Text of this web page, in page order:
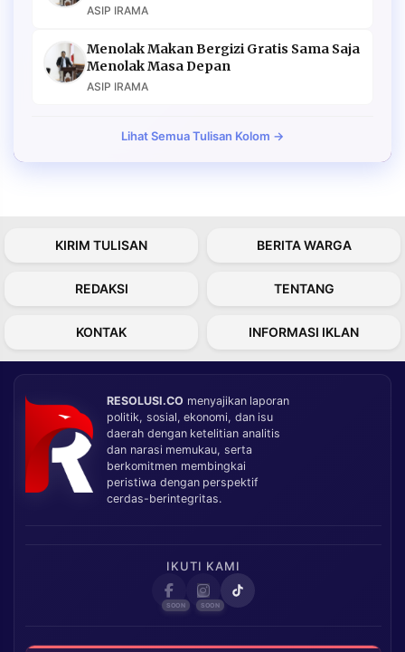
ASIP IRAMA
Menolak Makan Bergizi Gratis Sama Saja
Menolak Masa Depan
ASIP IRAMA
Lihat Semua Tulisan Kolom →
KIRIM TULISAN BERITA WARGA
REDAKSI TENTANG
KONTAK INFORMASI IKLAN
RESOLUSI.CO menyajikan laporan
politik, sosial, ekonomi, dan isu
daerah dengan ketelitian analitis
dan narasi memukau, serta
berkomitmen membingkai
peristiwa dengan perspektif
cerdas-berintegritas.
IKUTI KAMI